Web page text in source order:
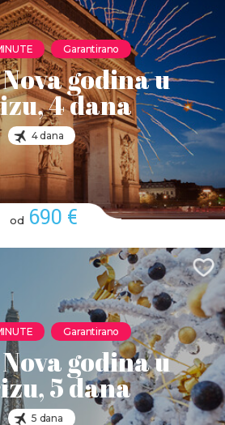
Garantirano
godina u
4 dana
4 dana
od 690 €
Garantirano
godina u
5 dana
5 dana